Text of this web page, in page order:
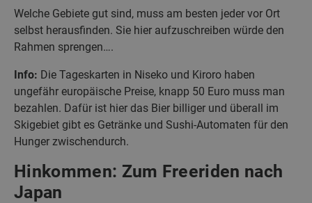
Welche Gebiete gut sind, muss am besten jeder vor Ort
selbst herausfinden. Sie hier aufzuschreiben würde den
Rahmen sprengen….
Info: Die Tageskarten in Niseko und Kiroro haben
ungefähr europäische Preise, knapp 50 Euro muss man
bezahlen. Dafür ist hier das Bier billiger und überall im
Skigebiet gibt es Getränke und Sushi-Automaten für den
Hunger zwischendurch.
Hinkommen: Zum Freeriden nach
Japan